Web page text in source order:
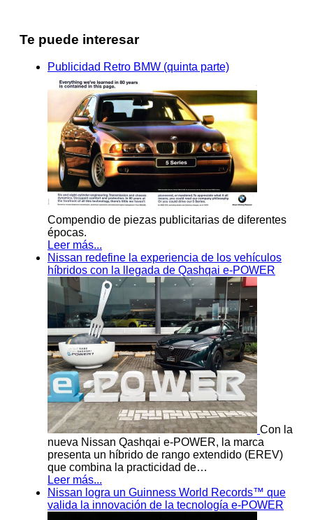
Te puede interesar
Publicidad Retro BMW (quinta parte)
Compendio de piezas publicitarias de diferentes
épocas.
Leer más...
Nissan redefine la experiencia de los vehículos
híbridos con la llegada de Qashqai e-POWER
Con la
nueva Nissan Qashqai e-POWER, la marca
presenta un híbrido de rango extendido (EREV)
que combina la practicidad de…
Leer más...
Nissan logra un Guinness World Records™ que
valida la innovación de la tecnología e-POWER